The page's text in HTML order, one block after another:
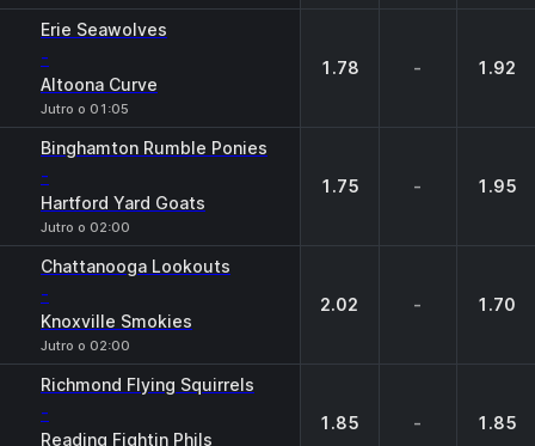
Erie Seawolves
-
Altoona Curve
Jutro o 01:05
1.78 - 1.92
Binghamton Rumble Ponies
-
Hartford Yard Goats
Jutro o 02:00
1.75 - 1.95
Chattanooga Lookouts
-
Knoxville Smokies
Jutro o 02:00
2.02 - 1.70
Richmond Flying Squirrels
-
Reading Fightin Phils
1.85 - 1.85